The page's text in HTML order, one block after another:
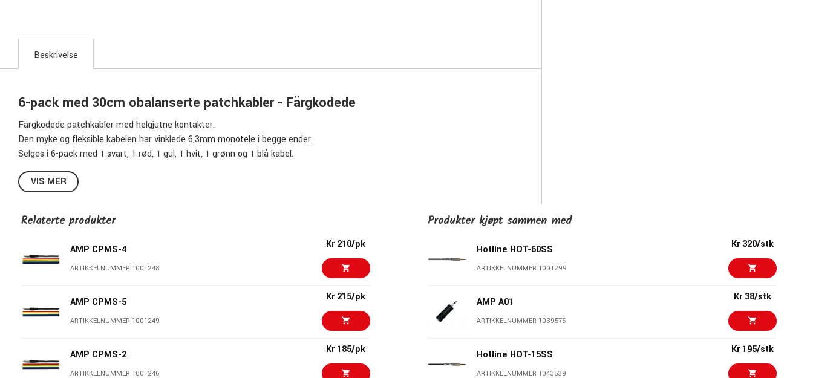
Beskrivelse
6-pack med 30cm obalanserte patchkabler - Färgkodede
Färgkodede patchkabler med helgjutne kontakter.
Den myke og fleksible kabelen har vinklede 6,3mm monotele i begge ender.
Selges i 6-pack med 1 svart, 1 rød, 1 gul, 1 hvit, 1 grønn og 1 blå kabel.
Spesifikasjoner CPML-1:
Kontakt side 1:Vinklet obalanseret 6,3mm telehane
Kontakt side 2:
Kabel farge:Fargekodede
Modellbetegnelse:
Selges i pakke med 6 stk
AMP - Kabler du kan stole på!
Deres brede sortiment er fylt med gitar kabler, mikrofon kabler og speakonkabler i ulike lengder og prissegmenter, men også et
nesten uslåelig utvalg av spesialkabler, overgangsmerker, split-kabler og adaptere. Alt for at du skal kunne koble sammen dine
VIS MER
Relaterte produkter
AMP CPMS-4
ARTIKKELNUMMER 1001248
Kr 210/pk
AMP CPMS-5
ARTIKKELNUMMER 1001249
Kr 215/pk
AMP CPMS-2
ARTIKKELNUMMER 1001246
Kr 185/pk
Produkter kjøpt sammen med
Hotline HOT-60SS
ARTIKKELNUMMER 1001299
Kr 320/stk
AMP A01
ARTIKKELNUMMER 1039575
Kr 38/stk
Hotline HOT-15SS
ARTIKKELNUMMER 1043639
Kr 195/stk